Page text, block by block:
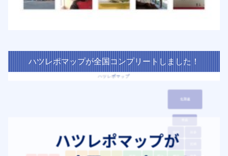
ハツレポマップが全国コンプリートしました！